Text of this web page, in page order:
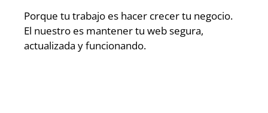
Porque tu trabajo es hacer crecer tu negocio.
El nuestro es mantener tu web segura,
actualizada y funcionando.